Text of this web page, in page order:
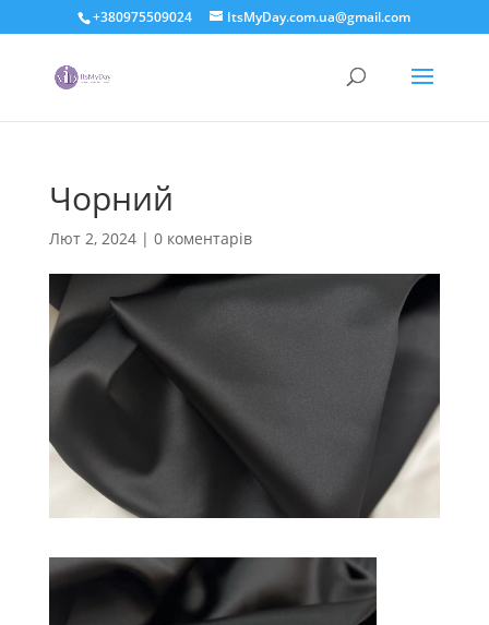
+380975509024 ItsMyDay.com.ua@gmail.com
Чорний
Лют 2, 2024| 0 коментарів